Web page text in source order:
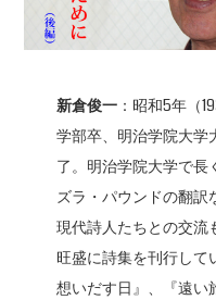
新倉俊一 ：昭和5年（
学部卒、明治学院大学
了。明治学院大学で長
ズラ・パウンドの翻訳
現代詩人たちとの交流
旺盛に詩集を刊行して
想いだす日』、『遠い